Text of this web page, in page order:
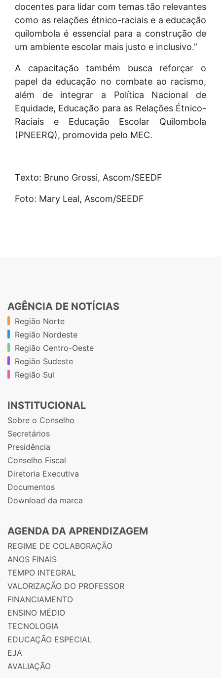
docentes para lidar com temas tão relevantes
como as relações étnico-raciais e a educação
quilombola é essencial para a construção de
um ambiente escolar mais justo e inclusivo.”
A capacitação também busca reforçar o
papel da educação no combate ao racismo,
além de integrar a Política Nacional de
Equidade, Educação para as Relações Étnico-
Raciais e Educação Escolar Quilombola
(PNEERQ), promovida pelo MEC.
Texto: Bruno Grossi, Ascom/SEEDF
Foto: Mary Leal, Ascom/SEEDF
AGÊNCIA DE NOTÍCIAS
Região Norte
Região Nordeste
Região Centro-Oeste
Região Sudeste
Região Sul
INSTITUCIONAL
Sobre o Conselho
Secretários
Presidência
Conselho Fiscal
Diretoria Executiva
Documentos
Download da marca
AGENDA DA APRENDIZAGEM
REGIME DE COLABORAÇÃO
ANOS FINAIS
TEMPO INTEGRAL
VALORIZAÇÃO DO PROFESSOR
FINANCIAMENTO
ENSINO MÉDIO
TECNOLOGIA
EDUCAÇÃO ESPECIAL
EJA
AVALIAÇÃO